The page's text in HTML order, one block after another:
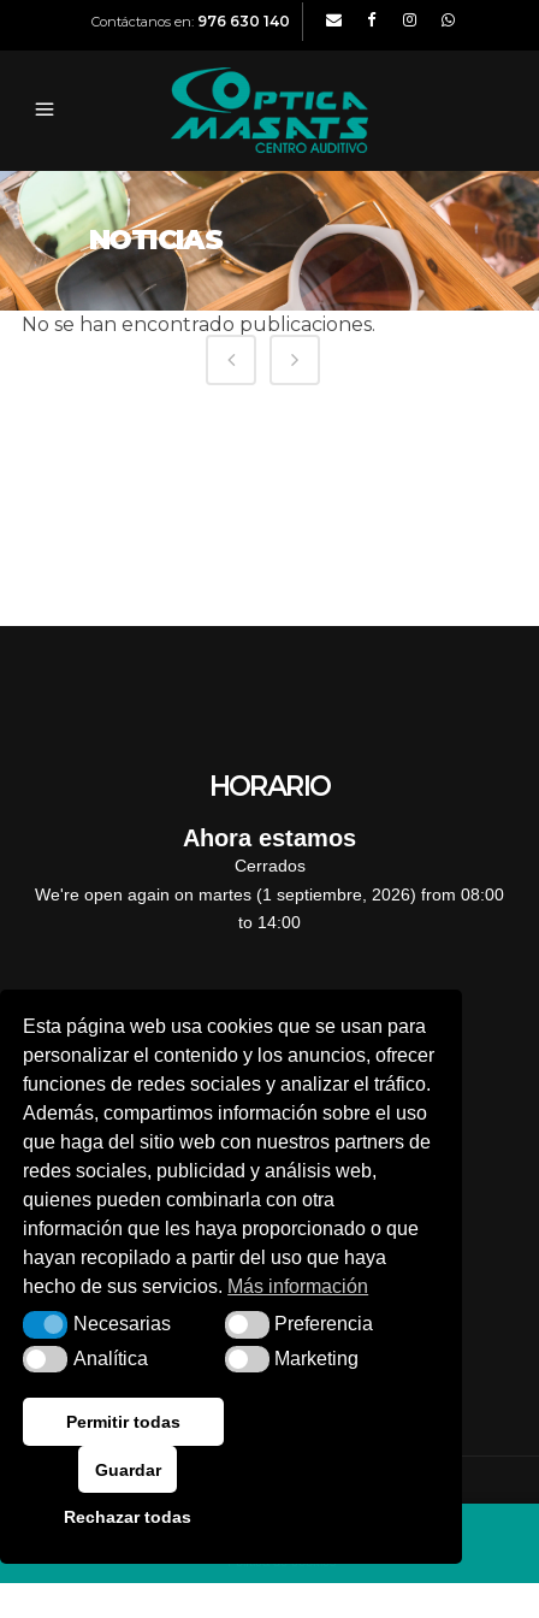
Esta página web usa cookies que se usan para
personalizar el contenido y los anuncios, ofrecer
funciones de redes sociales y analizar el tráfico.
Además, compartimos información sobre el uso
que haga del sitio web con nuestros partners de
redes sociales, publicidad y análisis web,
quienes pueden combinarla con otra
información que les haya proporcionado o que
hayan recopilado a partir del uso que haya
hecho de sus servicios. Más información
NecesariasNecesarias PreferenciaPreferencia
AnalíticaAnalítica MarketingMarketing
Permitir todas
Guardar
Rechazar todas
Contáctanos en: 976 630 140
NOTICIAS
No se han encontrado publicaciones.
HORARIO
Ahora estamos
Cerrados
We're open again on martes (1 septiembre, 2026) from 08:00
to 14:00
A TRAVÉS DE NUESTRA WEB
Por teléfono:
976 630 140
O a través de nuestras redes sociales
Política de cookies